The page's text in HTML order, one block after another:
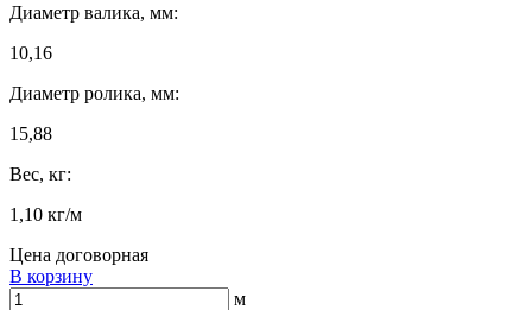
Диаметр валика, мм:
10,16
Диаметр ролика, мм:
15,88
Вес, кг:
1,10 кг/м
Цена договорная
В корзину
м